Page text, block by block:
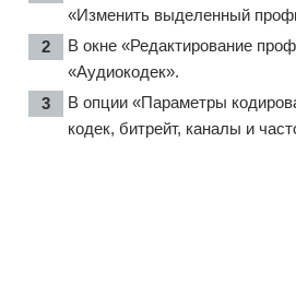
«Изменить выделенный
В окне «Редактирование
«Аудиокодек».
В опции «Параметры
кодек, битрейт, каналы и